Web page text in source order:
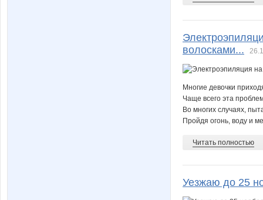
волосками...
Многие девочки
Чаще всего эта
Во многих случаях,
Пройдя огонь, воду и
Читать полностью
Уезжаю до 25